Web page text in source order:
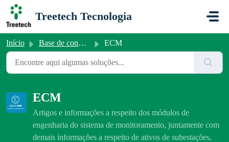
Ir para o conteúdo principal
Treetech Tecnologia
Início Base de conhecimento ECM
ECM
Artigos e informações a respeito dos módulos de
engenharia do sistema de monitoramento, juntamente com
demais informações a respeito de ativos de subestações,